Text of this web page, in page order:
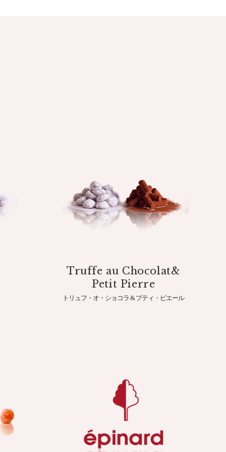
Truffe au Chocolat&
Petit Pierre
トリュフ・オ・ショコラ & プティ・ピエール